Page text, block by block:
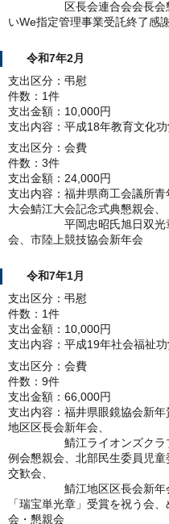
区長会連合会会長会懇
いWe指定管理事業受託終了感
令和7年2月
支出区分：弔慰
件数：1件
支出金額：10,000円
支出内容：平成18年教育文化
支出区分：会費
件数：3件
支出金額：24,000円
支出内容：福井県商工会議所青
大会鯖江大会記念式典懇親会、
平岡忠昭氏旭日双光章
会、市陸上競技協会新年会
令和7年1月
支出区分：弔慰
件数：1件
支出金額：10,000円
支出内容：平成19年社会福祉
支出区分：会費
件数：9件
支出金額：66,000円
支出内容：福井県眼鏡協会新年
地区区長会新年会、
鯖江ライオンズクラブ
例会懇親会、北部民生委員児
交歓会、
鯖江地区区長会新年会
「瑞宝単光章」受賞を祝う会
会・懇親会